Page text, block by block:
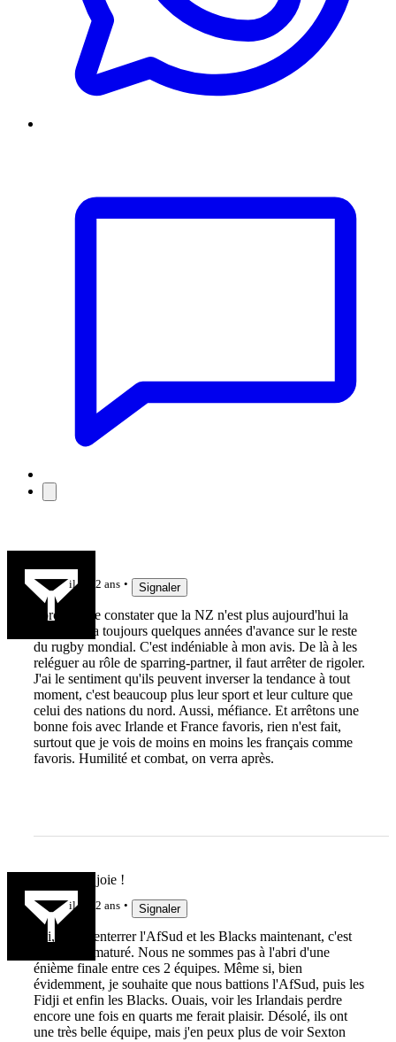
il y a 2 ans Signaler
Force est de constater que la NZ n'est plus aujourd'hui la
nation qui a toujours quelques années d'avance sur le reste
du rugby mondial. C'est indéniable à mon avis. De là à les
reléguer au rôle de sparring-partner, il faut arrêter de rigoler.
J'ai le sentiment qu'ils peuvent inverser la tendance à tout
moment, c'est beaucoup plus leur sport et leur culture que
celui des nations du nord. Aussi, méfiance. Et arrêtons une
bonne fois avec Irlande et France favoris, rien n'est fait,
surtout que je vois de moins en moins les français comme
favoris. Humilité et combat, on verra après.
Dupont, la joie !
il y a 2 ans Signaler
oui, enfin, enterrer l'AfSud et les Blacks maintenant, c'est
un peu prématuré. Nous ne sommes pas à l'abri d'une
énième finale entre ces 2 équipes. Même si, bien
évidemment, je souhaite que nous battions l'AfSud, puis les
Fidji et enfin les Blacks. Ouais, voir les Irlandais perdre
encore une fois en quarts me ferait plaisir. Désolé, ils ont
une très belle équipe, mais j'en peux plus de voir Sexton